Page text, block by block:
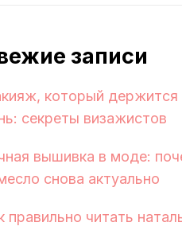
записи
который держится
секреты визажистов
вышивка в моде:
снова актуально
правильно читать